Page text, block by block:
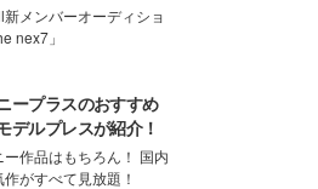
メンバーオーディショ
nex7」
ープラスのおすすめ
デルプレスが紹介！
ー作品はもちろん！ 国内
がすべて見放題！